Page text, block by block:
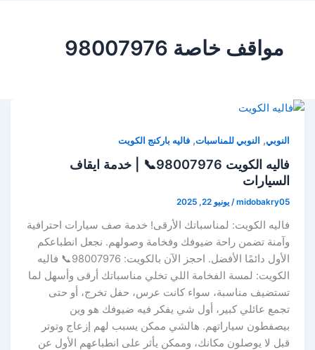
مواقف خاصة 98007976
النوبي, النوبي للمناسبات, فاليه باركنج الكويت
فاليه الكويت 98007976📞 | خدمة ايقاف
السيارات
midobakry05
/ يونيو 22, 2025
فاليه الكويت: لمناسباتك الأرقى! خدمة صف سيارات احترافية
وآمنة تضمن راحة ضيوفك وفخامة وصولهم. نجعل انطباعكم
الأول دائمًا الأفضل. احجز الآن بالكويت: 98007976📞 فاليه
الكويت: لمسة الفخامة اللي تخلي مناسباتك أرقى وأسهل لما
تستضيف مناسبة، سواء كانت عرس، حفل تخرج، أو حتى
تجمع عائلي كبير، أول شي يفكر فيه ضيوفك هو وين
بيصفطون سياراتهم. هالشي ممكن يسبب لهم إزعاج وتوتر
قبل لا يوصلون مكانك، وممكن يأثر على انطباعهم الأول عن